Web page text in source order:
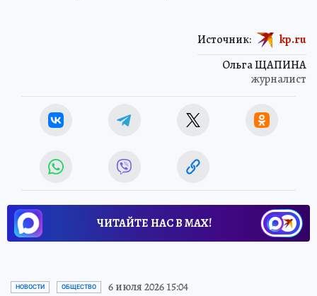
Ольга ЩАПИНА
журналист
Источник: kp.ru
ЧИТАЙТЕ НАС В МАХ!
НОВОСТИ ОБЩЕСТВО 6 июля 2026 15:04